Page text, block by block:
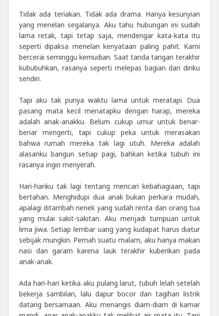
Tidak ada teriakan. Tidak ada drama. Hanya kesunyian
yang menelan segalanya. Aku tahu hubungan ini sudah
lama retak, tapi tetap saja, mendengar kata-kata itu
seperti dipaksa menelan kenyataan paling pahit. Kami
bercerai seminggu kemudian. Saat tanda tangan terakhir
kububuhkan, rasanya seperti melepas bagian dari diriku
sendiri.
Tapi aku tak punya waktu lama untuk meratapi. Dua
pasang mata kecil menatapku dengan harap, mereka
adalah anak-anakku. Belum cukup umur untuk benar-
benar mengerti, tapi cukup peka untuk merasakan
bahwa rumah mereka tak lagi utuh. Mereka adalah
alasanku bangun setiap pagi, bahkan ketika tubuh ini
rasanya ingin menyerah.
Hari-hariku tak lagi tentang mencari kebahagiaan, tapi
bertahan. Menghidupi dua anak bukan perkara mudah,
apalagi ditambah nenek yang sudah renta dan orang tua
yang mulai sakit-sakitan. Aku menjadi tumpuan untuk
lima jiwa. Setiap lembar uang yang kudapat harus diatur
sebijak mungkin. Pernah suatu malam, aku hanya makan
nasi dan garam karena lauk terakhir kuberikan pada
anak-anak.
Ada hari-hari ketika aku pulang larut, tubuh lelah setelah
bekerja sambilan, lalu dapur bocor dan tagihan listrik
datang bersamaan. Aku menangis diam-diam di kamar